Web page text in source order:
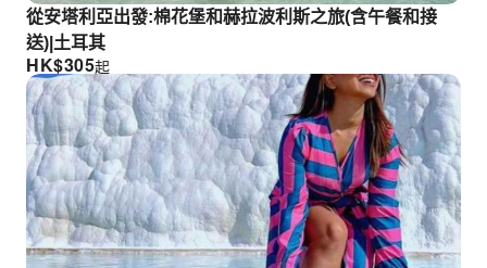
從安塔利亞出發:棉花堡和赫拉波利斯之旅(含午餐和接
送)|土耳其
HK$305起